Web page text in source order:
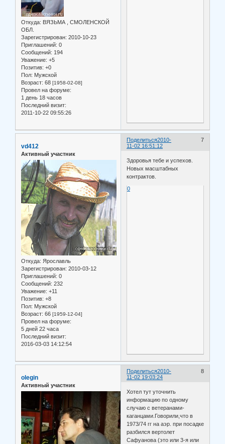
Откуда: ВЯЗЬМА , СМОЛЕНСКОЙ
ОБЛ.
Зарегистрирован: 2010-10-23
Приглашений: 0
Сообщений: 194
Уважение: +5
Позитив: +0
Пол: Мужской
Возраст: 68 [1958-02-08]
Провел на форуме:
1 день 18 часов
Последний визит:
2011-10-22 09:55:26
Поделиться 7
2010-
11-02 16:51:12
vd412
Активный участник
Откуда: Ярославль
Зарегистрирован: 2010-03-12
Приглашений: 0
Сообщений: 232
Уважение: +11
Позитив: +8
Пол: Мужской
Возраст: 66 [1959-12-04]
Провел на форуме:
5 дней 22 часа
Последний визит:
2016-03-03 14:12:54
Здоровья тебе и успехов.
Новых масштабных
контрактов.
0
Поделиться 8
2010-
11-02 19:03:24
olegin
Активный участник
Хотел тут уточнить
информацию по одному
случаю с ветеранами-
каганцами.Говорили,что в
1973/74 гг на аэр. при посадке
разбился вертолет
Сафуанова (это или 3-я или